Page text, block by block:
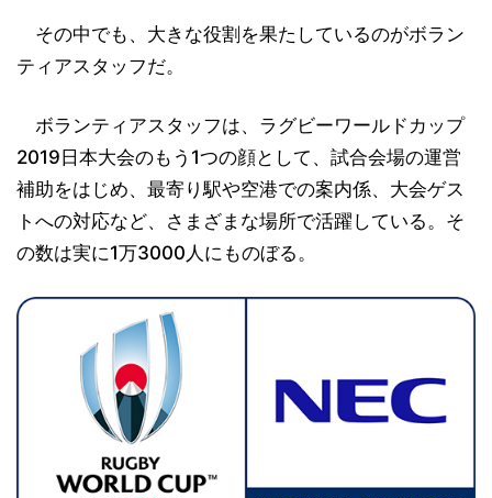
その中でも、大きな役割を果たしているのがボラン
ティアスタッフだ。
ボランティアスタッフは、ラグビーワールドカップ
2019日本大会のもう1つの顔として、試合会場の運営
補助をはじめ、最寄り駅や空港での案内係、大会ゲス
トへの対応など、さまざまな場所で活躍している。そ
の数は実に1万3000人にものぼる。